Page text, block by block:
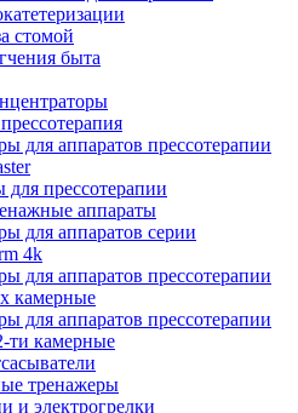
стомой
быта
для аппаратов прессотерапии
прессотерапии
аппараты
для аппаратов серии
4k
для аппаратов прессотерапии
камерные
для аппаратов прессотерапии
ти камерные
тренажеры
и электрогрелки